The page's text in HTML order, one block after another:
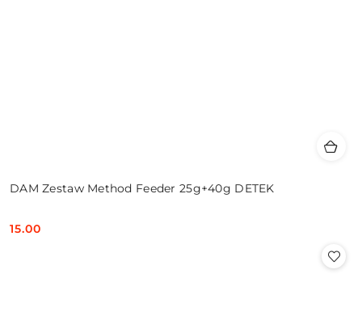
DAM Zestaw Method Feeder 25g+40g DETEK
Cena:
15.00